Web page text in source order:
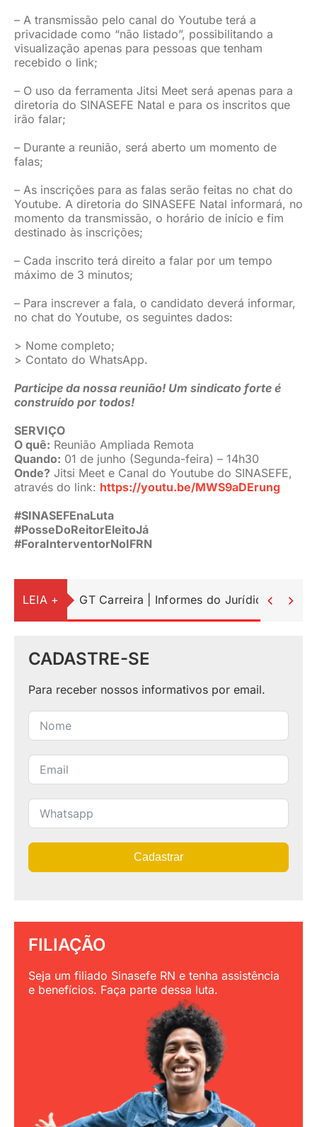
– A transmissão pelo canal do Youtube terá a
privacidade como “não listado”, possibilitando a
visualização apenas para pessoas que tenham
recebido o link;
– O uso da ferramenta Jitsi Meet será apenas para a
diretoria do SINASEFE Natal e para os inscritos que
irão falar;
– Durante a reunião, será aberto um momento de
falas;
– As inscrições para as falas serão feitas no chat do
Youtube. A diretoria do SINASEFE Natal informará, no
momento da transmissão, o horário de início e fim
destinado às inscrições;
– Cada inscrito terá direito a falar por um tempo
máximo de 3 minutos;
– Para inscrever a fala, o candidato deverá informar,
no chat do Youtube, os seguintes dados:
> Nome completo;
> Contato do WhatsApp.
Participe da nossa reunião! Um sindicato forte é
construído por todos!
SERVIÇO
O quê: Reunião Ampliada Remota
Quando: 01 de junho (Segunda-feira) – 14h30
Onde? Jitsi Meet e Canal do Youtube do SINASEFE,
através do link: https://youtu.be/MWS9aDErung
#SINASEFEnaLuta
#PosseDoReitorEleitoJá
#ForaInterventorNoIFRN
LEIA + GT Carreira | Informes do Jurídico 
CADASTRE-SE
Para receber nossos informativos por email.
Cadastrar
FILIAÇÃO
Seja um filiado Sinasefe RN e tenha assistência
e benefícios. Faça parte dessa luta.